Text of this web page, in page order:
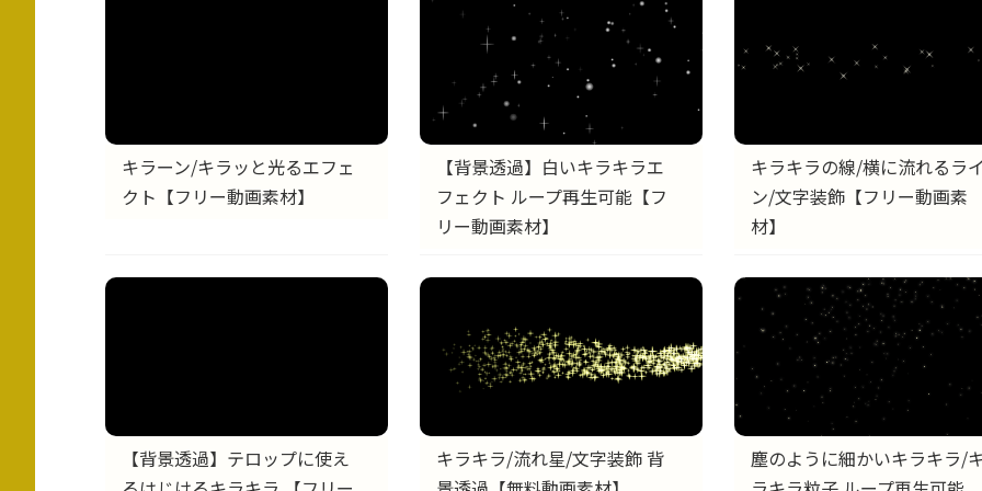
キラーン/キラッと光るエフェ
クト【フリー動画素材】
【背景透過】白いキラキラエ
フェクト ループ再生可能【フ
リー動画素材】
キラキラの線/横に流れるラ
ン/文字装飾【フリー動画素
材】
【背景透過】テロップに使え
キラキラ/流れ星/文字装飾 背
塵のように細かいキラキラ/